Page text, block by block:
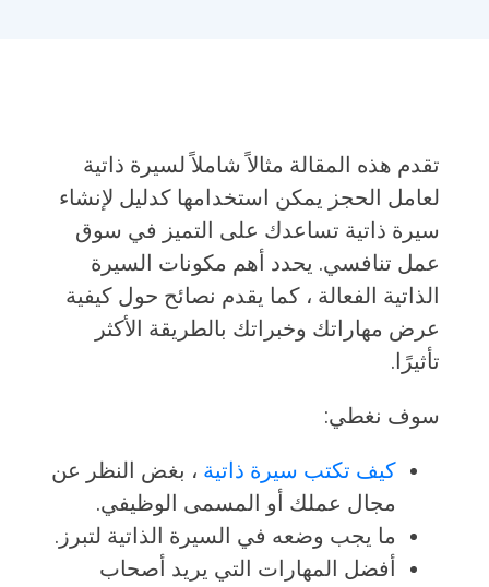
تقدم هذه المقالة مثالاً شاملاً لسيرة ذاتية
لعامل الحجز يمكن استخدامها كدليل لإنشاء
سيرة ذاتية تساعدك على التميز في سوق
عمل تنافسي. يحدد أهم مكونات السيرة
الذاتية الفعالة ، كما يقدم نصائح حول كيفية
عرض مهاراتك وخبراتك بالطريقة الأكثر
تأثيرًا.
سوف نغطي:
كيف تكتب سيرة ذاتية ، بغض النظر عن
مجال عملك أو المسمى الوظيفي.
ما يجب وضعه في السيرة الذاتية لتبرز.
أفضل المهارات التي يريد أصحاب